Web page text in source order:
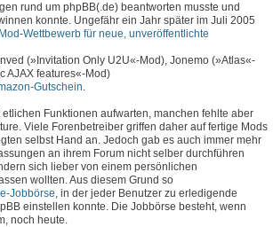
rund um phpBB(.de) beantworten musste und
konnte. Ungefähr ein Jahr später im Juli 2005
Wettbewerb für neue, unveröffentlichte
(»Invitation Only U2U«-Mod), Jonemo (»Atlas«-
AJAX features«-Mod)
Gutschein.
Funktionen aufwarten, manchen fehlte aber
Viele Forenbetreiber griffen daher auf fertige Mods
selbst Hand an. Jedoch gab es auch immer mehr
an ihrem Forum nicht selber durchführen
sich lieber von einem persönlichen
wollten. Aus diesem Grund so
Jobbörse , in der jeder Benutzer zu erledigende
einstellen konnte. Die Jobbörse besteht, wenn
noch heute.